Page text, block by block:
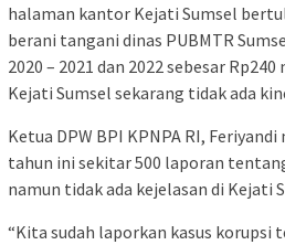
halaman kantor Kejati Sumsel
berani tangani dinas PUBMTR
2020 – 2021 dan 2022 sebesar
Kejati Sumsel sekarang tidak ada
Ketua DPW BPI KPNPA RI,
tahun ini sekitar 500 laporan
namun tidak ada kejelasan di Kejati
“Kita sudah laporkan kasus korupsi